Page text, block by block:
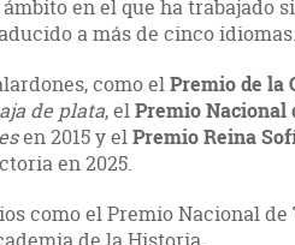
en el que ha trabajado
a más de cinco idiomas.
como elPremio de la
de plata, elPremio Nacional
en 2015 y elPremio Reina
en 2025.
como el Premio Nacional de